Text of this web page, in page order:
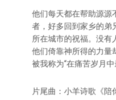
他们每天都在帮助源源
者，好多回到家乡的弟
所在城市的祝福。没有
他们倚靠神所得的力量
被我称为“在痛苦岁月中
片尾曲：小羊诗歌《陪